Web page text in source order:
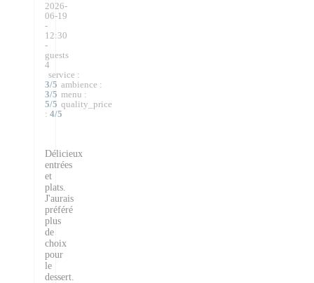
2026-
06-19
-
12:30
-
guests
4
service :
3/5 ambience :
3/5 menu :
5/5 quality_price
: 4/5
Délicieux
entrées
et
plats.
J'aurais
préféré
plus
de
choix
pour
le
dessert.